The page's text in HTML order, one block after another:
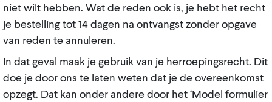
niet wilt hebben. Wat de reden ook is, je hebt het recht
je bestelling tot 14 dagen na ontvangst zonder opgave
van reden te annuleren.
In dat geval maak je gebruik van je herroepingsrecht. Dit
doe je door ons te laten weten dat je de overeenkomst
opzegt. Dat kan onder andere door het ‘Model formulier